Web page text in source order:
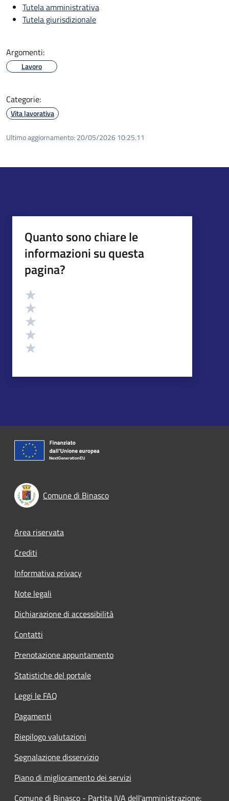
Tutela amministrativa
Tutela giurisdizionale
Argomenti:
Lavoro
Categorie:
Vita lavorativa
Ultimo aggiornamento: 20/05/2026 10:25.11
Quanto sono chiare le
informazioni su questa
pagina?
Valutazione
Comune di Binasco
Footer menu
Area riservata
Crediti
Informativa privacy
Note legali
Dichiarazione di accessibilità
Contatti
Prenotazione appuntamento
Statistiche del portale
Leggi le FAQ
Pagamenti
Riepilogo valutazioni
Segnalazione disservizio
Piano di miglioramento dei servizi
Comune di Binasco - Partita IVA dell'amministrazione: